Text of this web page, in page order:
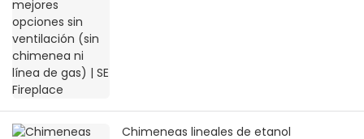
Chimeneas lineales de etanol